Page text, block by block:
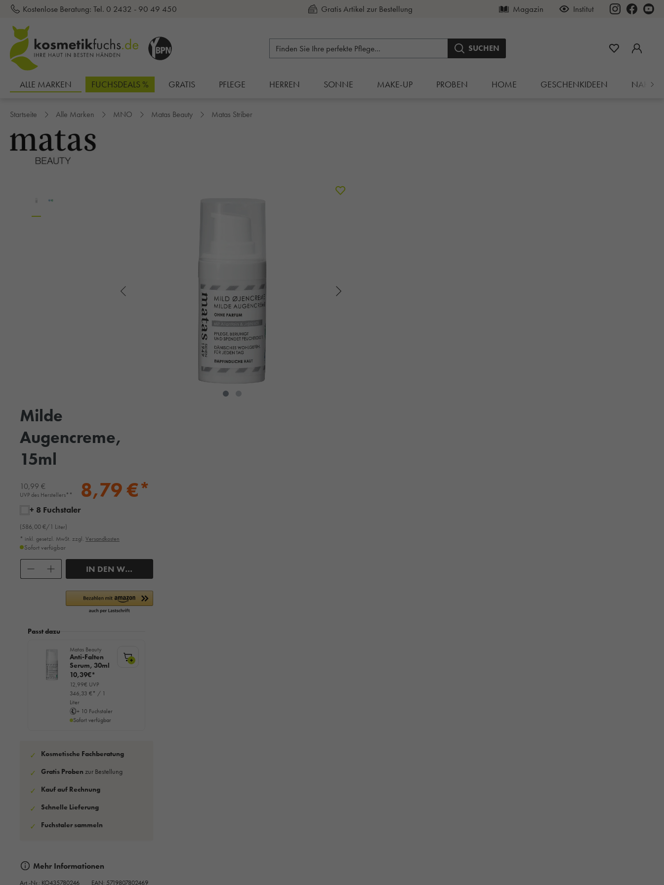
springen
Kostenlose Beratung: Tel. 0 2432 - 90 49 450 Kauf auf Rechnung Magazin Institut
SUCHEN
ALLE MARKEN FUCHSDEALS % GRATIS PFLEGE HERREN SONNE MAKE-UP PROBEN HOME GESCHENKIDEEN
Startseite Alle Marken MNO Matas Beauty Matas Striber
Milde
Augencreme,
15ml
10,99 €
UVP des Herstellers** 8,79 €*
+ 8 Fuchstaler
(586,00 €/1 Liter)
* inkl. gesetzl. MwSt. zzgl. Versandkosten
Sofort verfügbar
IN DEN WARENKORB
Passt dazu
Matas Beauty
Anti-Falten
Serum, 30ml
10,39€*
12,99€ UVP
346,33 €* / 1
Liter
+ 10 Fuchstaler
Sofort verfügbar
+
✓ Kosmetische Fachberatung
✓ Gratis Proben zur Bestellung
✓ Kauf auf Rechnung
✓ Schnelle Lieferung
✓ Fuchstaler sammeln
Mehr Informationen
Art.-Nr.: KO435780246 EAN: 5719807802469